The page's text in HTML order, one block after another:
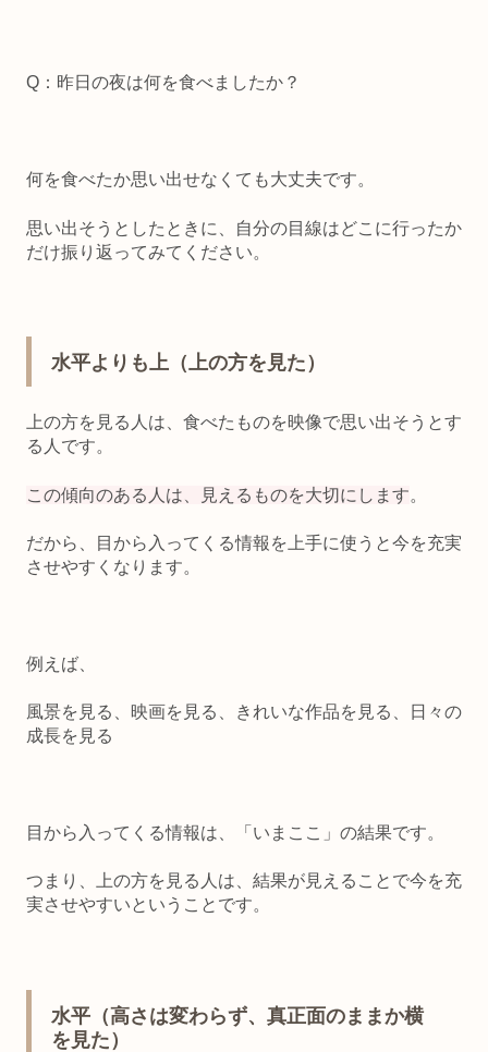
Q：昨日の夜は何を食べましたか？
何を食べたか思い出せなくても大丈夫です。
思い出そうとしたときに、自分の目線はどこに行ったか
だけ振り返ってみてください。
水平よりも上（上の方を見た）
上の方を見る人は、食べたものを映像で思い出そうとす
る人です。
この傾向のある人は、見えるものを大切にします。
だから、
目から入ってくる情報を上手に使うと今を充実
させやすくなります。
例えば、
風景を見る、映画を見る、きれいな作品を見る、日々の
成長を見る
目から入ってくる情報は、「いまここ」の結果です。
つまり、 上の方を見る人は、結果が見えることで今を充
実させやすいということです。
水平（高さは変わらず、真正面のままか横
を見た）